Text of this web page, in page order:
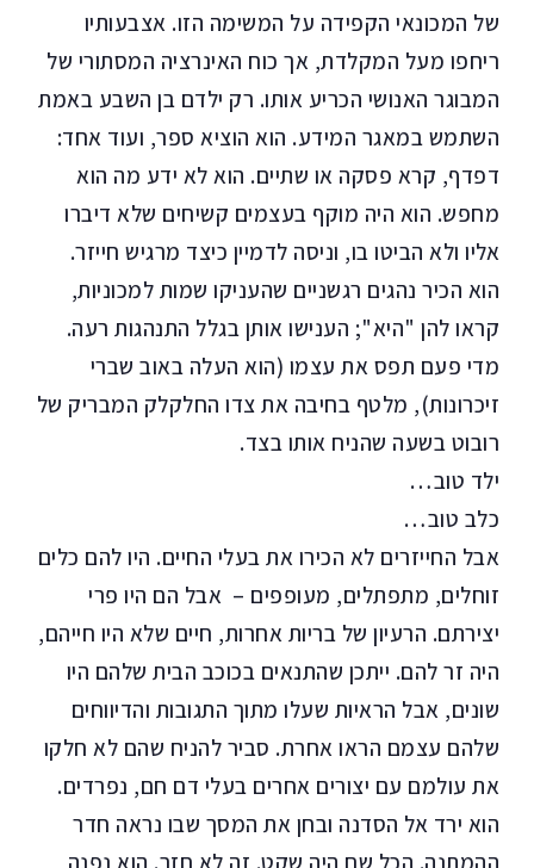
של המכונאי הקפידה על המשימה הזו. אצבעותיו
ריחפו מעל המקלדת, אך כוח האינרציה המסתורי של
המבוגר האנושי הכריע אותו. רק ילדם בן השבע באמת
השתמש במאגר המידע. הוא הוציא ספר, ועוד אחד:
דפדף, קרא פסקה או שתיים. הוא לא ידע מה הוא
מחפש. הוא היה מוקף בעצמים קשיחים שלא דיברו
אליו ולא הביטו בו, וניסה לדמיין כיצד מרגיש חייזר.
הוא הכיר נהגים רגשניים שהעניקו שמות למכוניות,
קראו להן "היא"; הענישו אותן בגלל התנהגות רעה.
מדי פעם תפס את עצמו (הוא העלה באוב שברי
זיכרונות), מלטף בחיבה את צדו החלקלק המבריק של
רובוט בשעה שהניח אותו בצד.
ילד טוב…
כלב טוב…
אבל החייזרים לא הכירו את בעלי החיים. היו להם כלים
זוחלים, מתפתלים, מעופפים – אבל הם היו פרי
יצירתם. הרעיון של בריות אחרות, חיים שלא היו חייהם,
היה זר להם. ייתכן שהתנאים בכוכב הבית שלהם היו
שונים, אבל הראיות שעלו מתוך התגובות והדיווחים
שלהם עצמם הראו אחרת. סביר להניח שהם לא חלקו
את עולמם עם יצורים אחרים בעלי דם חם, נפרדים.
הוא ירד אל הסדנה ובחן את המסך שבו נראה חדר